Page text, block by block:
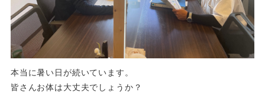
本当に暑い日が続いています。
皆さんお体は大丈夫でしょうか？